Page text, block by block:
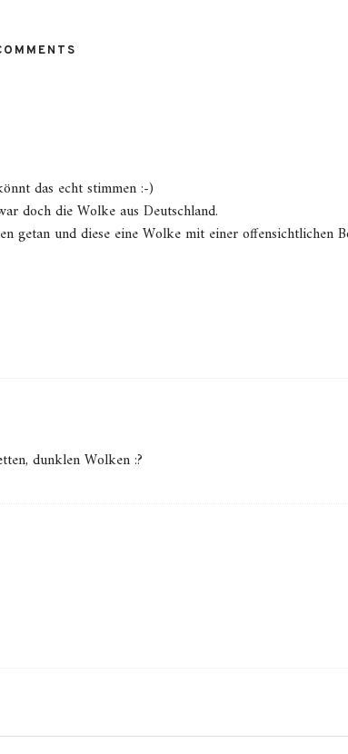
das echt stimmen :-)
doch die Wolke aus Deutschland.
getan und diese eine Wolke mit einer offensichtlichen
dunklen Wolken :?